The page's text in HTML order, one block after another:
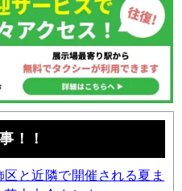
！！
区と近隣で開催される夏ま